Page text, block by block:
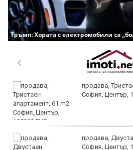
Тръмп: Хората с електромобили са
продава,
София, Център,
продава,
София, Център,